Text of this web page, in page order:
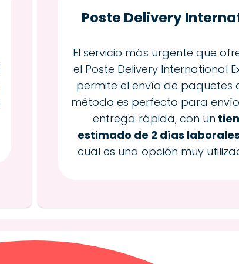
Poste Delivery
El servicio más urgente que
el Poste Delivery International
permite el envío de paquetes
método es perfecto para
entrega rápida, con un
estimado de 2 días laborales
cual es una opción muy